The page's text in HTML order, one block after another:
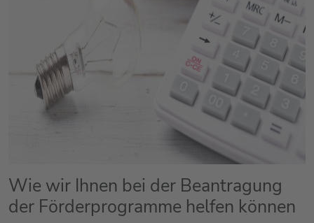
Wie wir Ihnen bei der Beantragung
der Förderprogramme helfen können